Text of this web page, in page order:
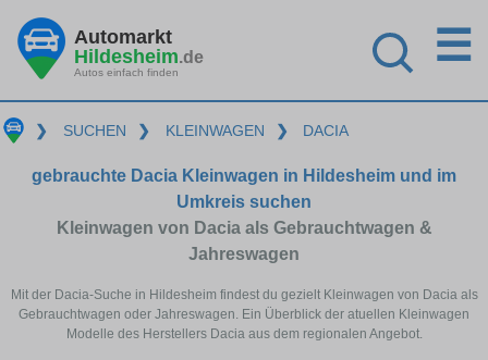
Automarkt
Hildesheim.de
Autos einfach finden
☰
❯ SUCHEN ❯ KLEINWAGEN ❯ DACIA
gebrauchte Dacia Kleinwagen in Hildesheim und im
Umkreis suchen
Kleinwagen von Dacia als Gebrauchtwagen &
Jahreswagen
Mit der Dacia-Suche in Hildesheim findest du gezielt Kleinwagen von Dacia als
Gebrauchtwagen oder Jahreswagen. Ein Überblick der atuellen Kleinwagen
Modelle des Herstellers Dacia aus dem regionalen Angebot.